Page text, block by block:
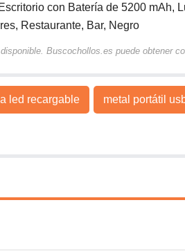
con Batería de 5200 mAh,
Restaurante, Bar, Negro
Buscochollos.es puede obtener
led recargable metal portátil